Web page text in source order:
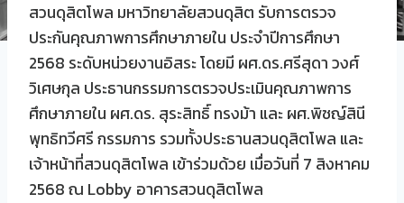
สวนดุสิตโพล มหาวิทยาลัยสวนดุสิต รับการตรวจ
ประกันคุณภาพการศึกษาภายใน ประจำปีการศึกษา
2568 ระดับหน่วยงานอิสระ โดยมี ผศ.ดร.ศรีสุดา วงศ์
วิเศษกุล ประธานกรรมการตรวจประเมินคุณภาพการ
ศึกษาภายใน ผศ.ดร. สุระสิทธิ์ ทรงม้า และ ผศ.พิชญ์สินี
พุทธิทวีศรี กรรมการ รวมทั้งประธานสวนดุสิตโพล และ
เจ้าหน้าที่สวนดุสิตโพล เข้าร่วมด้วย เมื่อวันที่ 7 สิงหาคม
2568 ณ Lobby อาคารสวนดุสิตโพล